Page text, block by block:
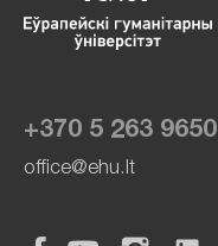
+370 5 263 9650
office@ehu.lt